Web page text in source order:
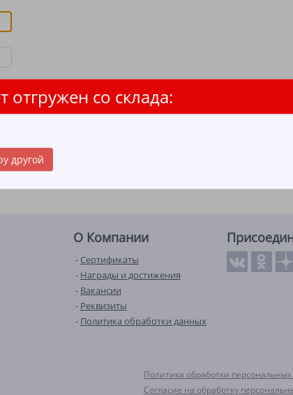
отгружен со склада:
другой
О Компании
Сертификаты
Награды и достижения
Вакансии
Реквизиты
Политика обработки данных
Политика обработки
Согласие на обработку